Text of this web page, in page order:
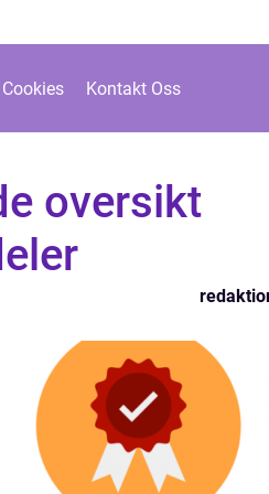
Cookies Kontakt Oss
oversikt